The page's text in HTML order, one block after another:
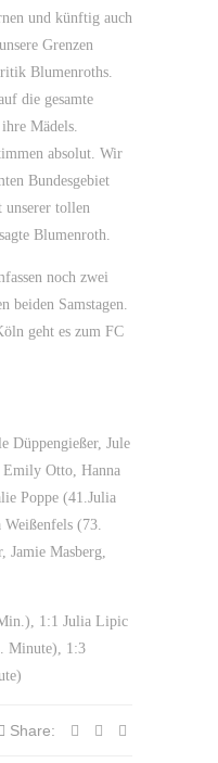
und künftig auch
Grenzen
Blumenroths.
die gesamte
Mädels.
absolut. Wir
Bundesgebiet
unserer tollen
Blumenroth.
noch zwei
beiden Samstagen.
geht es zum FC
Düppengießer, Jule
Otto, Hanna
Poppe (41.Julia
Weißenfels (73.
Jamie Masberg,
1:1 Julia Lipic
Minute), 1:3
Share: